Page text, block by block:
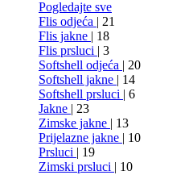
Pogledajte sve
Flis odjeća | 21
Flis jakne | 18
Flis prsluci | 3
Softshell odjeća | 20
Softshell jakne | 14
Softshell prsluci | 6
Jakne | 23
Zimske jakne | 13
Prijelazne jakne | 10
Prsluci | 19
Zimski prsluci | 10